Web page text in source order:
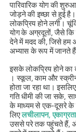
पारिवारिक योग की
जोड़ने की इच्छा से हुई
लोकप्रिय होने लगी।
योग के अग्रदूतों, जैसे कि
देने में मदद की, जिसे हम
अभ्यास के रूप में जानते
इसके लोकप्रिय होने
। स्कूल, काम और
होता जा रहा था।
गति धीमी की जा सके,
के माध्यम से एक-दूसरे
लिएलचीलापन,
उससे परे तक पहुंचते हैं,